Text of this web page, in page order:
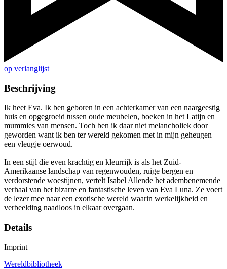
op verlanglijst
Beschrijving
Ik heet Eva. Ik ben geboren in een achterkamer van een naargeestig
huis en opgegroeid tussen oude meubelen, boeken in het Latijn en
mummies van mensen. Toch ben ik daar niet melancholiek door
geworden want ik ben ter wereld gekomen met in mijn geheugen
een vleugje oerwoud.
In een stijl die even krachtig en kleurrijk is als het Zuid-
Amerikaanse landschap van regenwouden, ruige bergen en
verdorstende woestijnen, vertelt Isabel Allende het adembenemende
verhaal van het bizarre en fantastische leven van Eva Luna. Ze voert
de lezer mee naar een exotische wereld waarin werkelijkheid en
verbeelding naadloos in elkaar overgaan.
Details
Imprint
Wereldbibliotheek